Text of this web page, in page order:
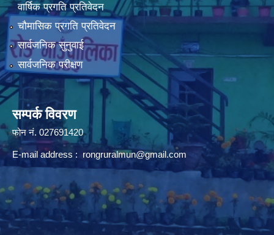
वार्षिक प्रगति प्रतिवेदन
चौमासिक प्रगति प्रतिवेदन
सार्वजनिक सुनुवाई
सार्वजनिक परीक्षण
सम्पर्क विवरण
फोन न‌ं. 027691420
E-mail address : rongruralmun@gmail.com